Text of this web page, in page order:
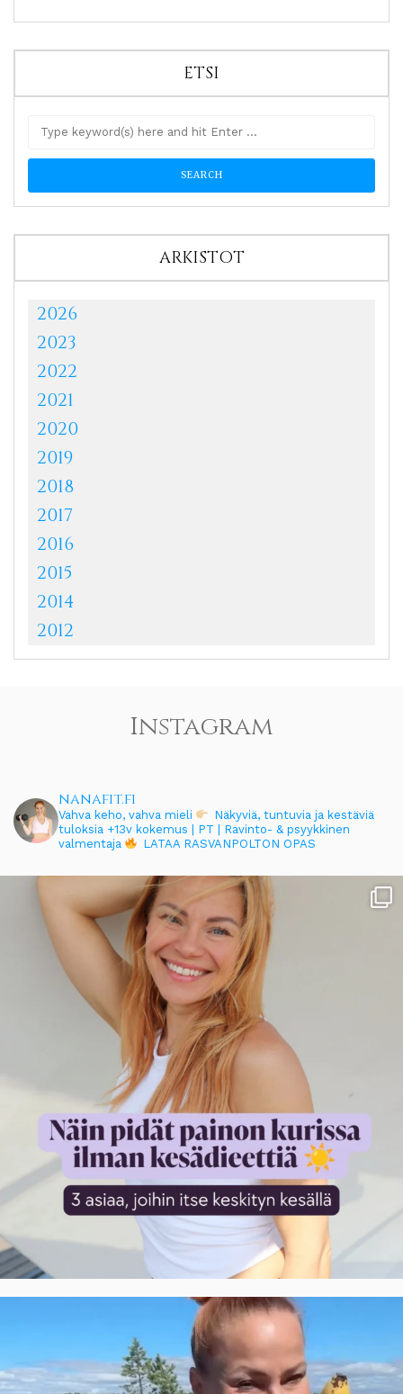
ETSI
ARKISTOT
2026
2023
2022
2021
2020
2019
2018
2017
2016
2015
2014
2012
Instagram
nanafit.fi
Vahva keho, vahva mieli
Näkyviä, tuntuvia ja kestäviä
tuloksia +13v kokemus | PT | Ravinto- & psyykkinen
valmentaja
LATAA RASVANPOLTON OPAS